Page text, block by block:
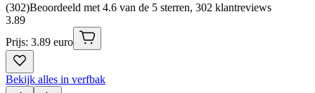
(302)Beoordeeld met 4.6 van de 5 sterren, 302 klantreviews
3.89
Prijs: 3.89 euro
Bekijk alles in verfbak